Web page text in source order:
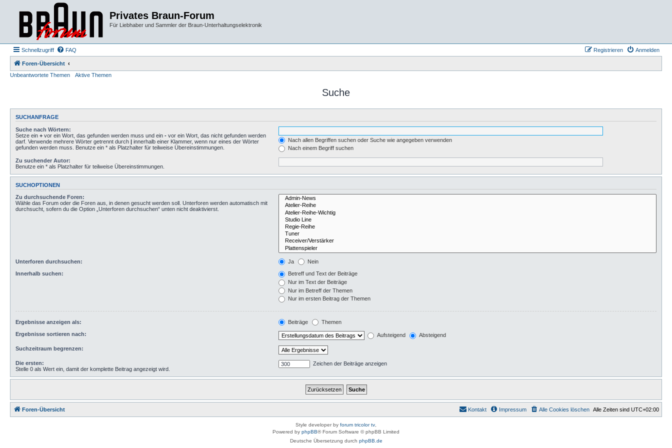
Privates Braun-Forum
Für Liebhaber und Sammler der Braun-Unterhaltungselektronik
Schnellzugriff FAQ Anmelden
Registrieren
Foren-Übersicht
Unbeantwortete Themen
Aktive Themen
Suche
SUCHANFRAGE
Suche nach Wörtern:
Setze ein + vor ein Wort, das gefunden werden muss und ein - vor ein Wort, das nicht gefunden werden
darf. Verwende mehrere Wörter getrennt durch | innerhalb einer Klammer, wenn nur eines der Wörter
gefunden werden muss. Benutze ein * als Platzhalter für teilweise Übereinstimmungen.
Nach allen Begriffen suchen oder Suche wie angegeben verwenden
Nach einem Begriff suchen
Zu suchender Autor:
Benutze ein * als Platzhalter für teilweise Übereinstimmungen.
SUCHOPTIONEN
Zu durchsuchende Foren:
Wähle das Forum oder die Foren aus, in denen gesucht werden soll. Unterforen werden automatisch mit
durchsucht, sofern du die Option „Unterforen durchsuchen“ unten nicht deaktivierst.
Unterforen durchsuchen: Ja Nein
Innerhalb suchen:
Betreff und Text der Beiträge
Nur im Text der Beiträge
Nur im Betreff der Themen
Nur im ersten Beitrag der Themen
Ergebnisse anzeigen als: Beiträge Themen
Ergebnisse sortieren nach: Aufsteigend Absteigend
Suchzeitraum begrenzen:
Die ersten:
Stelle 0 als Wert ein, damit der komplette Beitrag angezeigt wird.
Zeichen der Beiträge anzeigen
Foren-Übersicht Alle Zeiten sind UTC+02:00
Alle Cookies löschen
Impressum
Kontakt
Style developer by forum tricolor tv,
Powered by phpBB® Forum Software © phpBB Limited
Deutsche Übersetzung durch phpBB.de